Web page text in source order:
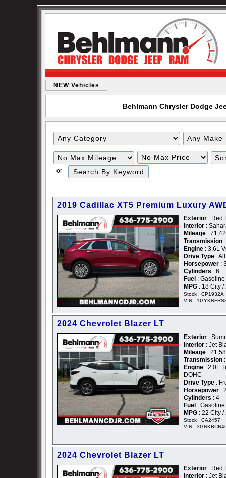
NEW Vehicles
Behlmann Chrysler Dodge
Filter
Mileage
Filter
Price
or
2019 Cadillac XT5 Premium Luxury
Exterior : Red
Interior :
Mileage :
Transmission
Engine : 3.6L
Drive Type :
Horsepower :
Cylinders : 6
Fuel : Gasoline
MPG : 18 City /
Stock : CP1932A
VIN :
2024 Chevrolet Blazer LT
Exterior :
Interior : Jet
Mileage :
Transmission
Engine : 2.0L
DOHC
Drive Type :
Horsepower :
Cylinders : 4
Fuel : Gasoline
MPG : 22 City /
Stock : CA2457
VIN :
2024 Chevrolet Blazer LT
Exterior : Red
Interior : Jet